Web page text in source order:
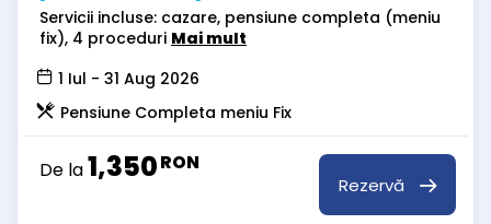
Servicii incluse: cazare, pensiune completa (meniu
fix), 4 proceduri Mai mult
1 Iul - 31 Aug 2026
Pensiune Completa meniu Fix
De la1,350RON
Rezervă